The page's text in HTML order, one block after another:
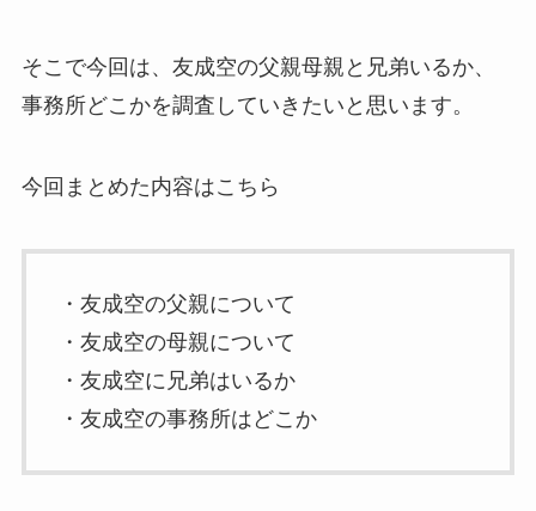
そこで今回は、友成空の父親母親と兄弟いるか、
事務所どこかを調査していきたいと思います。
今回まとめた内容はこちら
・友成空の父親について
・友成空の母親について
・友成空に兄弟はいるか
・友成空の事務所はどこか